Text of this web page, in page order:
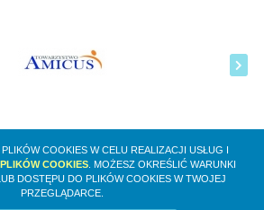
COOKIES W CELU REALIZACJI USŁUG I
COOKIES. MOŻESZ OKREŚLIĆ WARUNKI
DOSTĘPU DO PLIKÓW COOKIES W TWOJEJ
PRZEGLĄDARCE.